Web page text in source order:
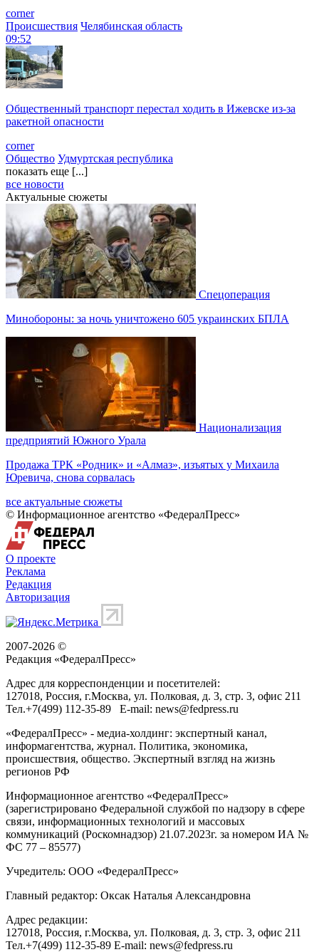
corner
Происшествия Челябинская область
09:52
Общественный транспорт перестал ходить в Ижевске из-за
ракетной опасности
corner
Общество Удмуртская республика
показать еще [...]
все новости
Актуальные сюжеты
Спецоперация
Минобороны: за ночь уничтожено 605 украинских БПЛА
Национализация
предприятий Южного Урала
Продажа ТРК «Родник» и «Алмаз», изъятых у Михаила
Юревича, снова сорвалась
все актуальные сюжеты
© Информационное агентство «ФедералПресс»
О проекте
Реклама
Редакция
Авторизация
2007-2026 ©
Редакция «ФедералПресс»
Адрес для корреспонденции и посетителей:
127018, Россия, г.Москва, ул. Полковая, д. 3, стр. 3, офис 211
Тел.+7(499) 112-35-89 E-mail: news@fedpress.ru
«ФедералПресс» - медиа-холдинг: экспертный канал,
информагентства, журнал. Политика, экономика,
происшествия, общество. Экспертный взгляд на жизнь
регионов РФ
Информационное агентство «ФедералПресс»
(зарегистрировано Федеральной службой по надзору в сфере
связи, информационных технологий и массовых
коммуникаций (Роскомнадзор) 21.07.2023г. за номером ИА №
ФС 77 – 85577)
Учредитель: ООО «ФедералПресс»
Главный редактор: Оксак Наталья Александровна
Адрес редакции:
127018, Россия, г.Москва, ул. Полковая, д. 3, стр. 3, офис 211
Тел.+7(499) 112-35-89 E-mail: news@fedpress.ru